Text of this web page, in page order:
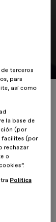
Máster para
terceros
para
así como
la base de
(por
facilites (por
rechazar
o
Política